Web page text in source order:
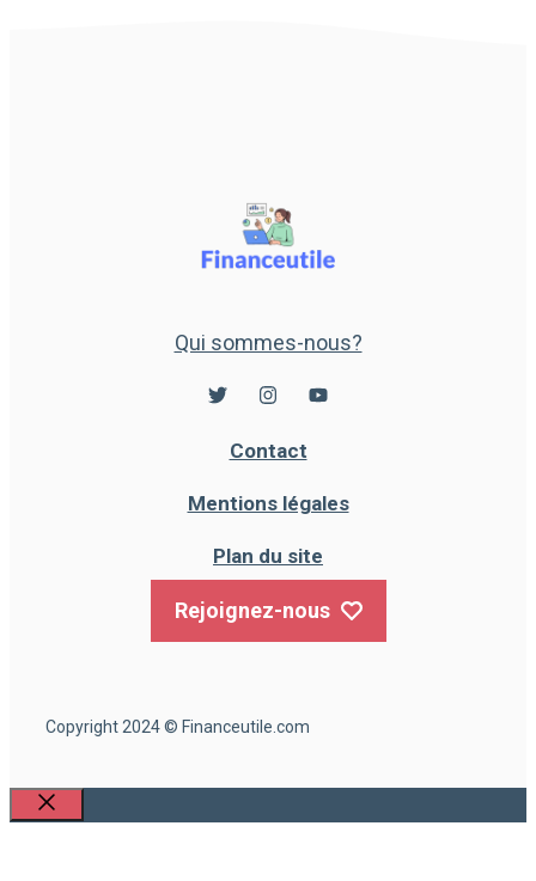
Qui sommes-nous?
Contact
Mentions légales
Plan du site
Rejoignez-nous
Copyright 2024 © Financeutile.com
Fermer